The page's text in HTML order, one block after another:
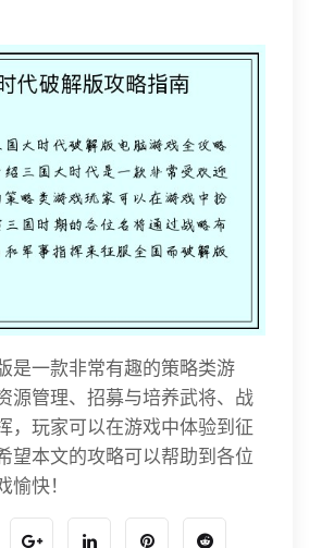
是一款非常有趣的策略类游
源管理、招募与培养武将、战
，玩家可以在游戏中体验到征
望本文的攻略可以帮助到各位
快！